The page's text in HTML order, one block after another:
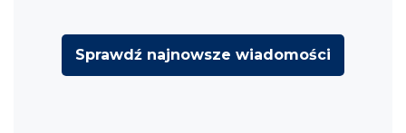
Sprawdź najnowsze wiadomości